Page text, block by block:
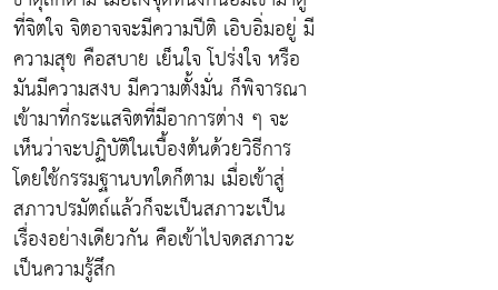
ที่จิตใจ จิตอาจจะมีความปีติ เอิบอิ่มอยู่ มี
ความสุข คือสบาย เย็นใจ โปร่งใจ หรือ
มันมีความสงบ มีความตั้งมั่น ก็พิจารณา
เข้ามาที่กระแสจิตที่มีอาการต่าง ๆ จะ
เห็นว่าจะปฏิบัติในเบื้องต้นด้วยวิธีการ
โดยใช้กรรมฐานบทใดก็ตาม เมื่อเข้าสู่
สภาวปรมัตถ์แล้วก็จะเป็นสภาวะเป็น
เรื่องอย่างเดียวกัน คือเข้าไปจดสภาวะ
เป็นความรู้สึก